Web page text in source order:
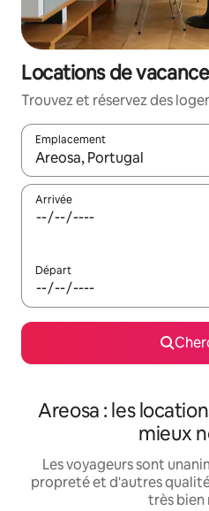
Locations de
Trouvez et réservez des
Emplacement
Quand les résultats sont
Arrivée
Départ
Areosa : les
mieux
Les voyageurs sont
propreté et d'autres
très bien